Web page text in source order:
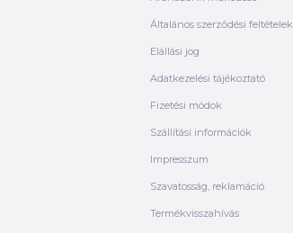
Általános szerződési feltételek
Elállási jog
Adatkezelési tájékoztató
Fizetési módok
Szállítási információk
Impresszum
Szavatosság, reklamáció
Termékvisszahívás